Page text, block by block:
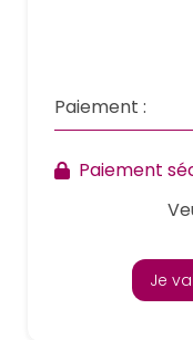
Paiement :
Paiement
Je